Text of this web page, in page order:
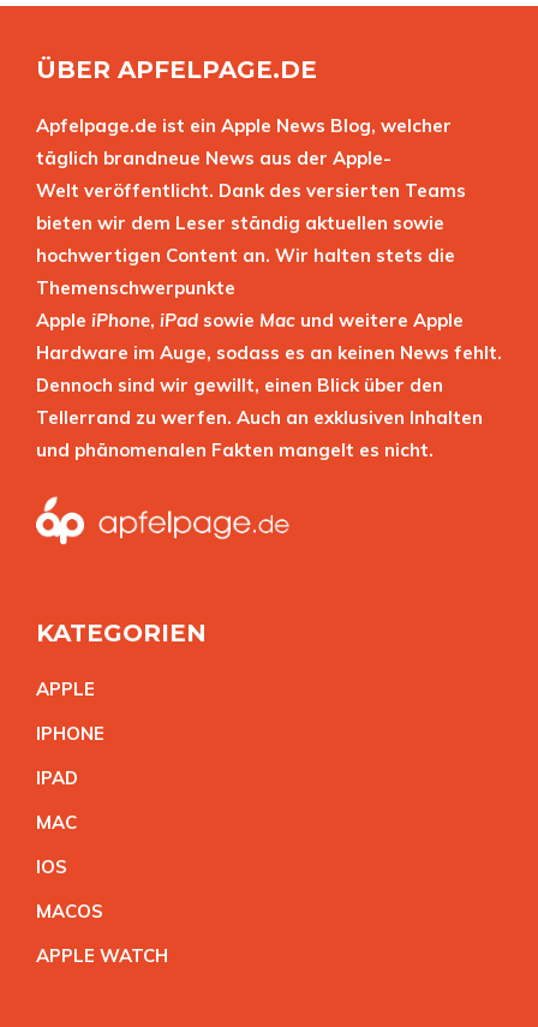
ÜBER APFELPAGE.DE
Apfelpage.de ist ein Apple News Blog, welcher
täglich brandneue News aus der Apple-
Welt veröffentlicht. Dank des versierten Teams
bieten wir dem Leser ständig aktuellen sowie
hochwertigen Content an. Wir halten stets die
Themenschwerpunkte
Apple iPhone, iPad sowie Mac und weitere Apple
Hardware im Auge, sodass es an keinen News fehlt.
Dennoch sind wir gewillt, einen Blick über den
Tellerrand zu werfen. Auch an exklusiven Inhalten
und phänomenalen Fakten mangelt es nicht.
KATEGORIEN
APPLE
IPHONE
IPAD
MAC
IOS
MACOS
APPLE WATCH